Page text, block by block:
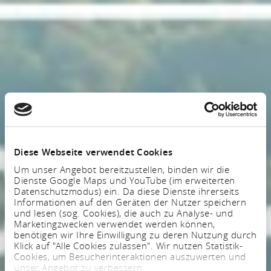
Diese Webseite verwendet Cookies
Um unser Angebot bereitzustellen, binden wir die
Dienste Google Maps und YouTube (im erweiterten
Datenschutzmodus) ein. Da diese Dienste ihrerseits
Informationen auf den Geräten der Nutzer speichern
und lesen (sog. Cookies), die auch zu Analyse- und
Marketingzwecken verwendet werden können,
benötigen wir Ihre Einwilligung zu deren Nutzung durch
Klick auf "Alle Cookies zulassen". Wir nutzen Statistik-
Cookies, um Besucherinteraktionen auszuwerten und
unser Angebot zu verbessern.